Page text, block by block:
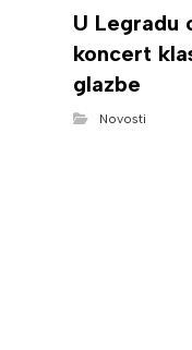
U Legradu
koncert
glazbe
Novosti